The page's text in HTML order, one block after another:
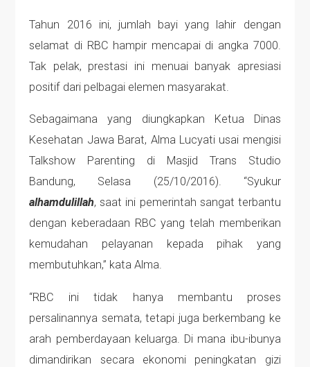
Tahun 2016 ini, jumlah bayi yang lahir dengan
selamat di RBC hampir mencapai di angka 7000.
Tak pelak, prestasi ini menuai banyak apresiasi
positif dari pelbagai elemen masyarakat.
Sebagaimana yang diungkapkan Ketua Dinas
Kesehatan Jawa Barat, Alma Lucyati usai mengisi
Talkshow Parenting di Masjid Trans Studio
Bandung, Selasa (25/10/2016). “Syukur
alhamdulillah, saat ini pemerintah sangat terbantu
dengan keberadaan RBC yang telah memberikan
kemudahan pelayanan kepada pihak yang
membutuhkan,” kata Alma.
“RBC ini tidak hanya membantu proses
persalinannya semata, tetapi juga berkembang ke
arah pemberdayaan keluarga. Di mana ibu-ibunya
dimandirikan secara ekonomi peningkatan gizi